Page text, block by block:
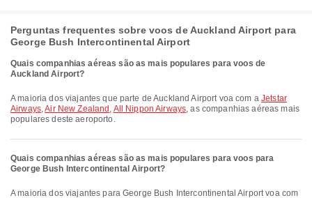
Perguntas frequentes sobre voos de Auckland Airport para
George Bush Intercontinental Airport
Quais companhias aéreas são as mais populares para voos de
Auckland Airport?
A maioria dos viajantes que parte de Auckland Airport voa com a Jetstar
Airways,Air New Zealand , All Nippon Airways, as companhias aéreas mais
populares deste aeroporto.
Quais companhias aéreas são as mais populares para voos para
George Bush Intercontinental Airport?
A maioria dos viajantes para George Bush Intercontinental Airport voa com